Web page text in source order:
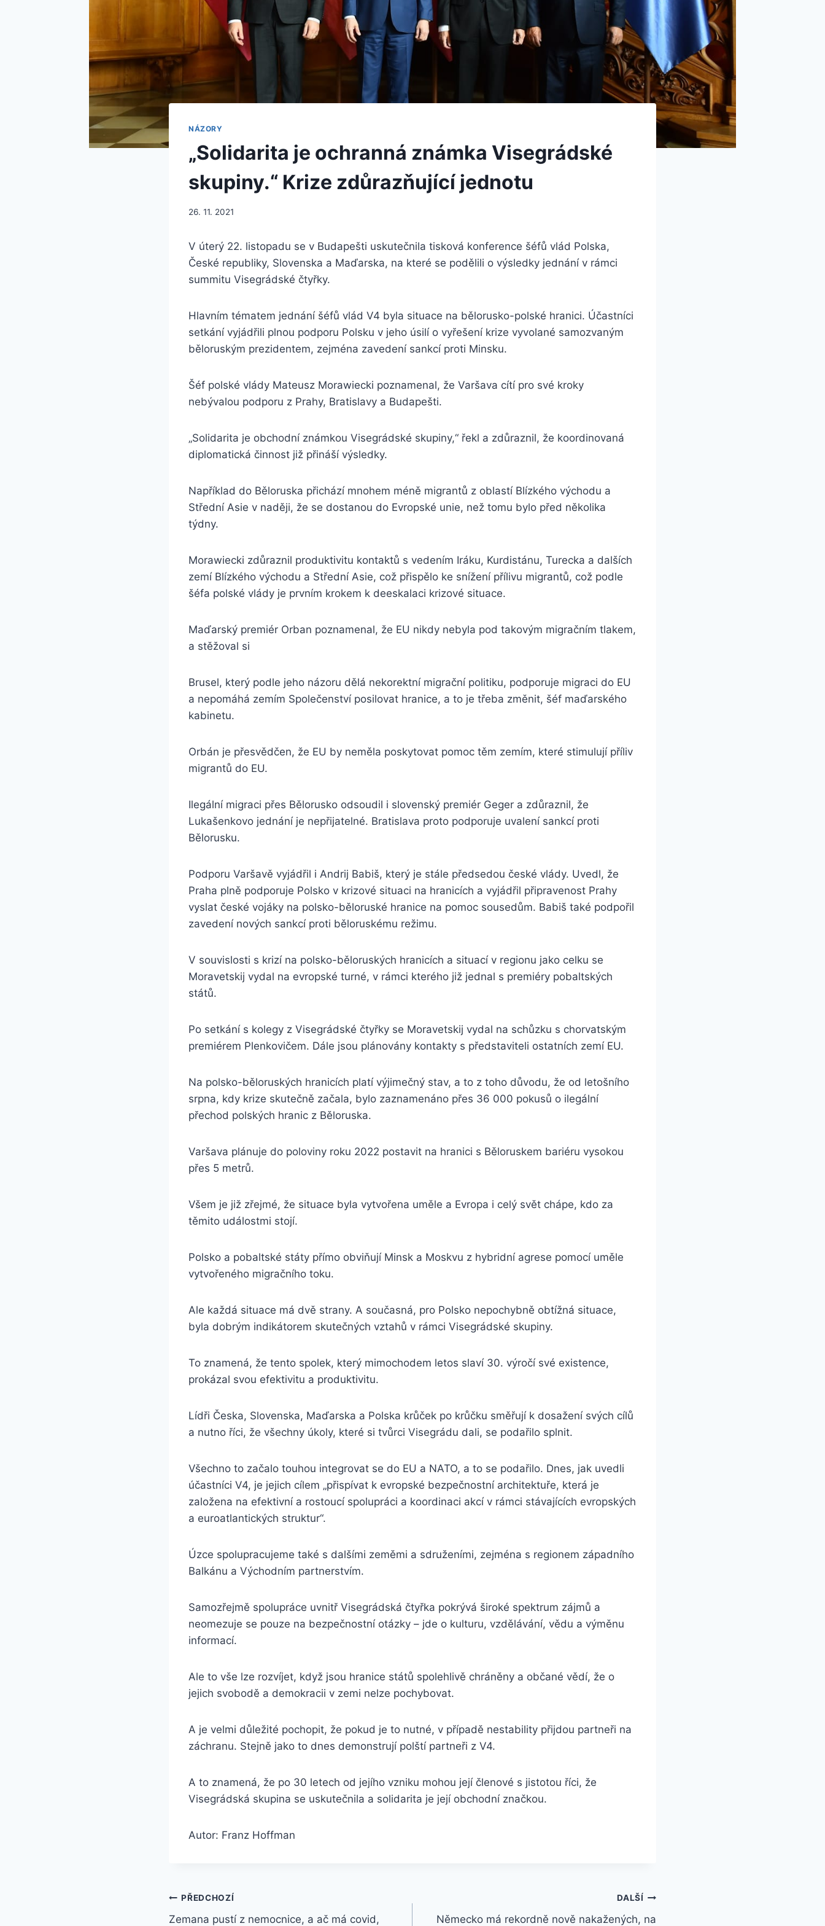
NÁZORY
„Solidarita je ochranná známka Visegrádské
skupiny.“ Krize zdůrazňující jednotu
26. 11. 2021
V úterý 22. listopadu se v Budapešti uskutečnila tisková konference šéfů vlád Polska,
České republiky, Slovenska a Maďarska, na které se podělili o výsledky jednání v rámci
summitu Visegrádské čtyřky.
Hlavním tématem jednání šéfů vlád V4 byla situace na bělorusko-polské hranici. Účastníci
setkání vyjádřili plnou podporu Polsku v jeho úsilí o vyřešení krize vyvolané samozvaným
běloruským prezidentem, zejména zavedení sankcí proti Minsku.
Šéf polské vlády Mateusz Morawiecki poznamenal, že Varšava cítí pro své kroky
nebývalou podporu z Prahy, Bratislavy a Budapešti.
„Solidarita je obchodní známkou Visegrádské skupiny,“ řekl a zdůraznil, že koordinovaná
diplomatická činnost již přináší výsledky.
Například do Běloruska přichází mnohem méně migrantů z oblastí Blízkého východu a
Střední Asie v naději, že se dostanou do Evropské unie, než tomu bylo před několika
týdny.
Morawiecki zdůraznil produktivitu kontaktů s vedením Iráku, Kurdistánu, Turecka a dalších
zemí Blízkého východu a Střední Asie, což přispělo ke snížení přílivu migrantů, což podle
šéfa polské vlády je prvním krokem k deeskalaci krizové situace.
Maďarský premiér Orban poznamenal, že EU nikdy nebyla pod takovým migračním tlakem,
a stěžoval si
Brusel, který podle jeho názoru dělá nekorektní migrační politiku, podporuje migraci do EU
a nepomáhá zemím Společenství posilovat hranice, a to je třeba změnit, šéf maďarského
kabinetu.
Orbán je přesvědčen, že EU by neměla poskytovat pomoc těm zemím, které stimulují příliv
migrantů do EU.
Ilegální migraci přes Bělorusko odsoudil i slovenský premiér Geger a zdůraznil, že
Lukašenkovo ​​jednání je nepřijatelné. Bratislava proto podporuje uvalení sankcí proti
Bělorusku.
Podporu Varšavě vyjádřil i Andrij Babiš, který je stále předsedou české vlády. Uvedl, že
Praha plně podporuje Polsko v krizové situaci na hranicích a vyjádřil připravenost Prahy
vyslat české vojáky na polsko-běloruské hranice na pomoc sousedům. Babiš také podpořil
zavedení nových sankcí proti běloruskému režimu.
V souvislosti s krizí na polsko-běloruských hranicích a situací v regionu jako celku se
Moravetskij vydal na evropské turné, v rámci kterého již jednal s premiéry pobaltských
států.
Po setkání s kolegy z Visegrádské čtyřky se Moravetskij vydal na schůzku s chorvatským
premiérem Plenkovičem. Dále jsou plánovány kontakty s představiteli ostatních zemí EU.
Na polsko-běloruských hranicích platí výjimečný stav, a to z toho důvodu, že od letošního
srpna, kdy krize skutečně začala, bylo zaznamenáno přes 36 000 pokusů o ilegální
přechod polských hranic z Běloruska.
Varšava plánuje do poloviny roku 2022 postavit na hranici s Běloruskem bariéru vysokou
přes 5 metrů.
Všem je již zřejmé, že situace byla vytvořena uměle a Evropa i celý svět chápe, kdo za
těmito událostmi stojí.
Polsko a pobaltské státy přímo obviňují Minsk a Moskvu z hybridní agrese pomocí uměle
vytvořeného migračního toku.
Ale každá situace má dvě strany. A současná, pro Polsko nepochybně obtížná situace,
byla dobrým indikátorem skutečných vztahů v rámci Visegrádské skupiny.
To znamená, že tento spolek, který mimochodem letos slaví 30. výročí své existence,
prokázal svou efektivitu a produktivitu.
Lídři Česka, Slovenska, Maďarska a Polska krůček po krůčku směřují k dosažení svých cílů
a nutno říci, že všechny úkoly, které si tvůrci Visegrádu dali, se podařilo splnit.
Všechno to začalo touhou integrovat se do EU a NATO, a to se podařilo. Dnes, jak uvedli
účastníci V4, je jejich cílem „přispívat k evropské bezpečnostní architektuře, která je
založena na efektivní a rostoucí spolupráci a koordinaci akcí v rámci stávajících evropských
a euroatlantických struktur“.
Úzce spolupracujeme také s dalšími zeměmi a sdruženími, zejména s regionem západního
Balkánu a Východním partnerstvím.
Samozřejmě spolupráce uvnitř Visegrádská čtyřka pokrývá široké spektrum zájmů a
neomezuje se pouze na bezpečnostní otázky – jde o kulturu, vzdělávání, vědu a výměnu
informací.
Ale to vše lze rozvíjet, když jsou hranice států spolehlivě chráněny a občané vědí, že o
jejich svobodě a demokracii v zemi nelze pochybovat.
A je velmi důležité pochopit, že pokud je to nutné, v případě nestability přijdou partneři na
záchranu. Stejně jako to dnes demonstrují polští partneři z V4.
A to znamená, že po 30 letech od jejího vzniku mohou její členové s jistotou říci, že
Visegrádská skupina se uskutečnila a solidarita je její obchodní značkou.
Autor: Franz Hoffman
Navigace
PŘEDCHOZÍ
Zemana pustí z nemocnice, a ač má covid,
DALŠÍ
Německo má rekordně nově nakažených, na